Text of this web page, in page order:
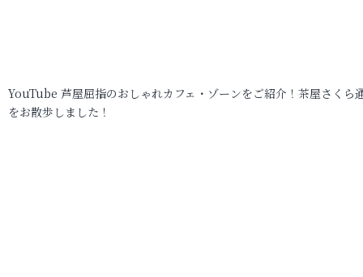
YouTube 芦屋屈指のおしゃれカフェ・ゾーンをご紹介！茶屋さくら
をお散歩しました！